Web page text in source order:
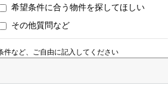
希望条件に合う物件を探してほしい
その他質問など
件など、ご自由に記入してください